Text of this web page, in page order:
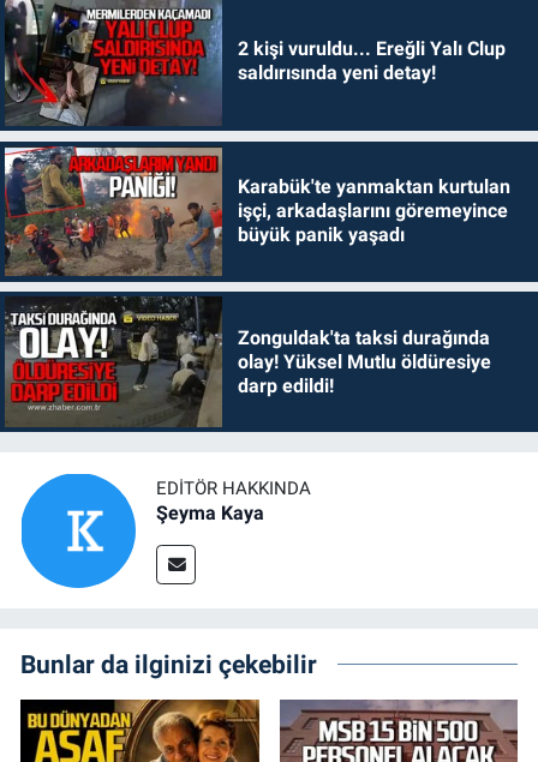
2 kişi vuruldu... Ereğli Yalı Clup
saldırısında yeni detay!
Karabük'te yanmaktan kurtulan
işçi, arkadaşlarını göremeyince
büyük panik yaşadı
Zonguldak'ta taksi durağında
olay! Yüksel Mutlu öldüresiye
darp edildi!
EDITÖR HAKKINDA
Şeyma Kaya
Bunlar da ilginizi çekebilir